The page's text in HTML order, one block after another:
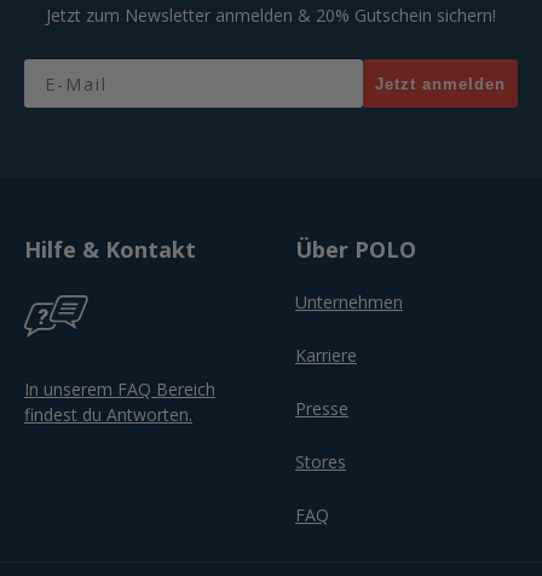
Jetzt zum Newsletter anmelden & 20% Gutschein sichern!
Email
Jetzt anmelden
Hilfe & Kontakt
In unserem FAQ Bereich
findest du Antworten.
Über POLO
Unternehmen
Karriere
Presse
Stores
FAQ